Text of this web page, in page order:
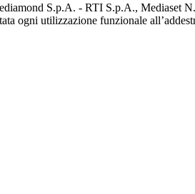
S.p.A. - RTI S.p.A., Mediaset
ogni utilizzazione funzionale